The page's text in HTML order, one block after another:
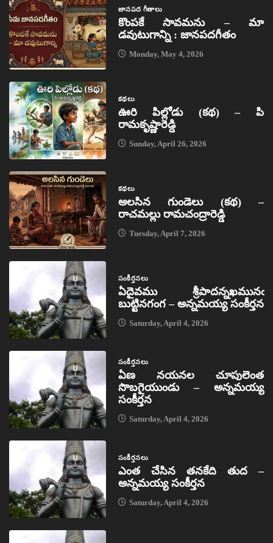
జానపద గీతాలు
కొంపకే సావమను – మా
డవుటుగాన్ని : జానపదగీతం
Monday, May 4, 2026
కథలు
ఊరి పిల్లోడు (కథ) – పి
రామకృష్ణారెడ్డి
Sunday, April 26, 2026
కథలు
అలసిన గుండెలు (కథ) –
రాచమల్లు రామచంద్రారెడ్డి
Tuesday, April 7, 2026
సంకీర్తనలు
ఏదైవము శ్రీపాదన్నఖమునఁ
బుట్టినగంగ – అన్నమయ్య సంకీర్తన
Saturday, April 4, 2026
సంకీర్తనలు
ఏణ నయనల చూపులెంత
సొబగైయుండు – అన్నమయ్య
సంకీర్తన
Saturday, April 4, 2026
సంకీర్తనలు
ఎంత చేసిన తనకేది తుద –
అన్నమయ్య సంకీర్తన
Saturday, April 4, 2026